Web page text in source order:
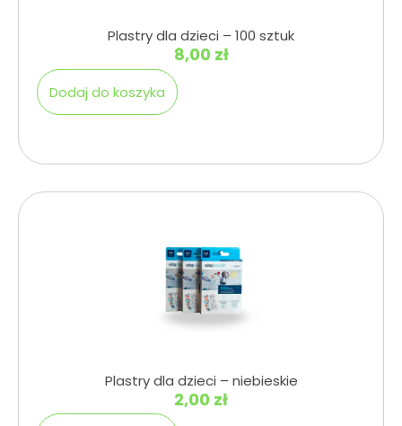
Plastry dla dzieci – 100 sztuk
8,00 zł
Dodaj do koszyka
Plastry dla dzieci – niebieskie
2,00 zł